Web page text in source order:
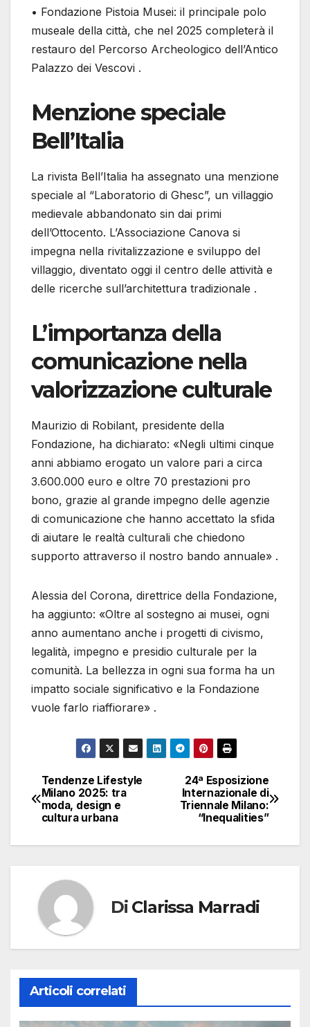
• Fondazione Pistoia Musei: il principale polo
museale della città, che nel 2025 completerà il
restauro del Percorso Archeologico dell’Antico
Palazzo dei Vescovi .
Menzione speciale
Bell’Italia
La rivista Bell’Italia ha assegnato una menzione
speciale al “Laboratorio di Ghesc”, un villaggio
medievale abbandonato sin dai primi
dell’Ottocento. L’Associazione Canova si
impegna nella rivitalizzazione e sviluppo del
villaggio, diventato oggi il centro delle attività e
delle ricerche sull’architettura tradizionale .
L’importanza della
comunicazione nella
valorizzazione culturale
Maurizio di Robilant, presidente della
Fondazione, ha dichiarato: «Negli ultimi cinque
anni abbiamo erogato un valore pari a circa
3.600.000 euro e oltre 70 prestazioni pro
bono, grazie al grande impegno delle agenzie
di comunicazione che hanno accettato la sfida
di aiutare le realtà culturali che chiedono
supporto attraverso il nostro bando annuale» .
Alessia del Corona, direttrice della Fondazione,
ha aggiunto: «Oltre al sostegno ai musei, ogni
anno aumentano anche i progetti di civismo,
legalità, impegno e presidio culturale per la
comunità. La bellezza in ogni sua forma ha un
impatto sociale significativo e la Fondazione
vuole farlo riaffiorare» .
Navigazione
articoli
24ª Esposizione
Internazionale di
Triennale Milano:
“Inequalities”
Tendenze Lifestyle
Milano 2025: tra
moda, design e
cultura urbana
Di Clarissa Marradi
Articoli correlati